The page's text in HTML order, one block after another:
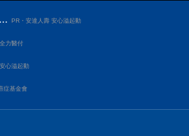
PR・安達人壽 安心溢起動
力醫付
心溢起動
症基金會